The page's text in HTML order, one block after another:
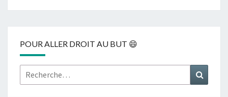
POUR ALLER DROIT AU BUT 😄
Rechercher :